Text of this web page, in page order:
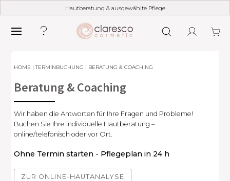
Hautberatung & ausgewählte Pflege
HOME |TERMINBUCHUNG | BERATUNG & COACHING
Beratung & Coaching
Wir haben die Antworten für Ihre Fragen und Probleme!
Buchen Sie Ihre individuelle Hautberatung –
online/telefonisch oder vor Ort.
Ohne Termin starten - Pflegeplan in 24 h
ZUR ONLINE-HAUTANALYSE